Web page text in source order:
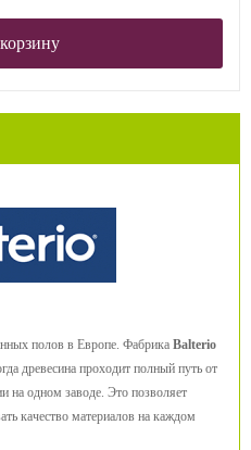
полов в Европе. Фабрика Balterio
древесина проходит полный путь от
на одном заводе. Это позволяет
качество материалов на каждом